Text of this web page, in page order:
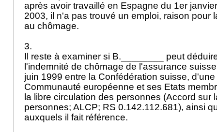
après avoir travaillé en Espagne du 1er
2003, il n'a pas trouvé un emploi, raison pour
au chômage.
3.
Il reste à examiner si B.________ peut
l'indemnité de chômage de l'assurance
juin 1999 entre la Confédération suisse, d'une
Communauté européenne et ses Etats
la libre circulation des personnes (Accord sur
personnes; ALCP; RS 0.142.112.681), ainsi
auxquels il fait référence.